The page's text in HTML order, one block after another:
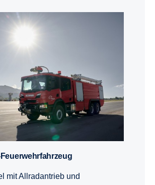
​Feuerwehrfahrzeug
mit Allradantrieb und